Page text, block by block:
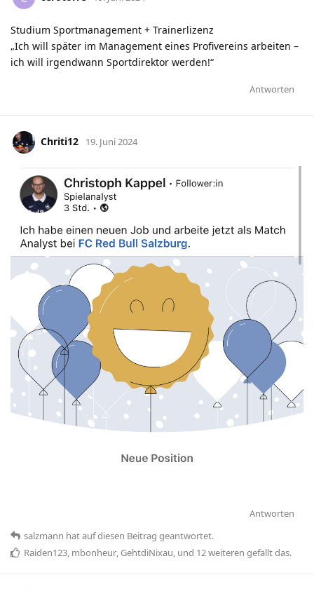
Studium Sportmanagement + Trainerlizenz
„Ich will später im Management eines Profivereins arbeiten –
ich will irgendwann Sportdirektor werden!“
Antworten
Chriti12 19. Juni 2024
Antworten
salzmann hatauf diesen Beitrag geantwortet.
Raiden123, mbonheur, GehtdiNixau, und 12weiteren gefällt das.